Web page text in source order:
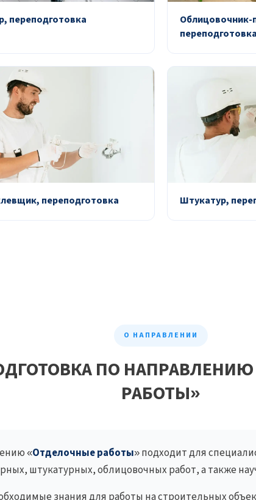
переподготовка
Облицовочник-
переподготовка
переподготовка Штукатур,
О НАПРАВЛЕНИИ
ПО
РАБОТЫ»
«Отделочные работы» подходит для
штукатурных, облицовочных работ, а также